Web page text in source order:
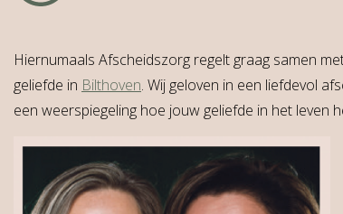
Hiernumaals Afscheidszorg regelt graag samen
geliefde in Bilthoven. Wij geloven in een liefdevol
een weerspiegeling hoe jouw geliefde in het leven